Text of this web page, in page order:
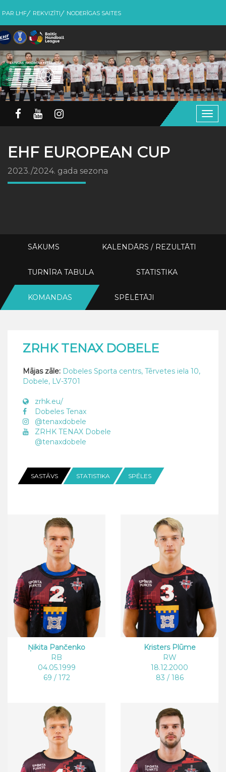
PAR LHF REKVIZĪTI NODERĪGAS SAITES
EHF EUROPEAN CUP
2023./2024. gada sezona
SĀKUMS KALENDĀRS / REZULTĀTI
TURNĪRA TABULA STATISTIKA
KOMANDAS SPĒLĒTĀJI
ZRHK TENAX DOBELE
Mājas zāle: Dobeles Sporta centrs, Tērvetes iela 10,
Dobele, LV-3701
zrhk.eu/
Dobeles Tenax
@tenaxdobele
ZRHK TENAX Dobele
@tenaxdobele
SASTĀVS STATISTIKA SPĒLES
Ņikita Pančenko
RB
04.05.1999
69 / 172
Kristers Plūme
RW
18.12.2000
83 / 186